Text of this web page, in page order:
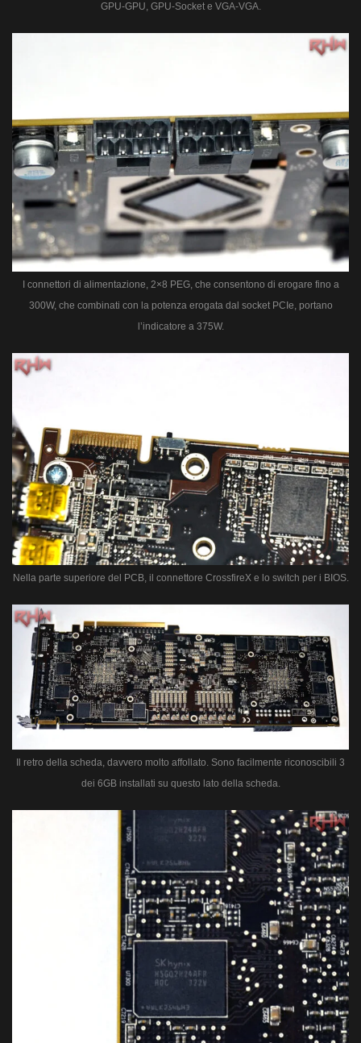
GPU-GPU, GPU-Socket e VGA-VGA.
I connettori di alimentazione, 2×8 PEG, che consentono di erogare fino a
300W, che combinati con la potenza erogata dal socket PCIe, portano
l’indicatore a 375W.
Nella parte superiore del PCB, il connettore CrossfireX e lo switch per i BIOS.
Il retro della scheda, davvero molto affollato. Sono facilmente riconoscibili 3
dei 6GB installati su questo lato della scheda.